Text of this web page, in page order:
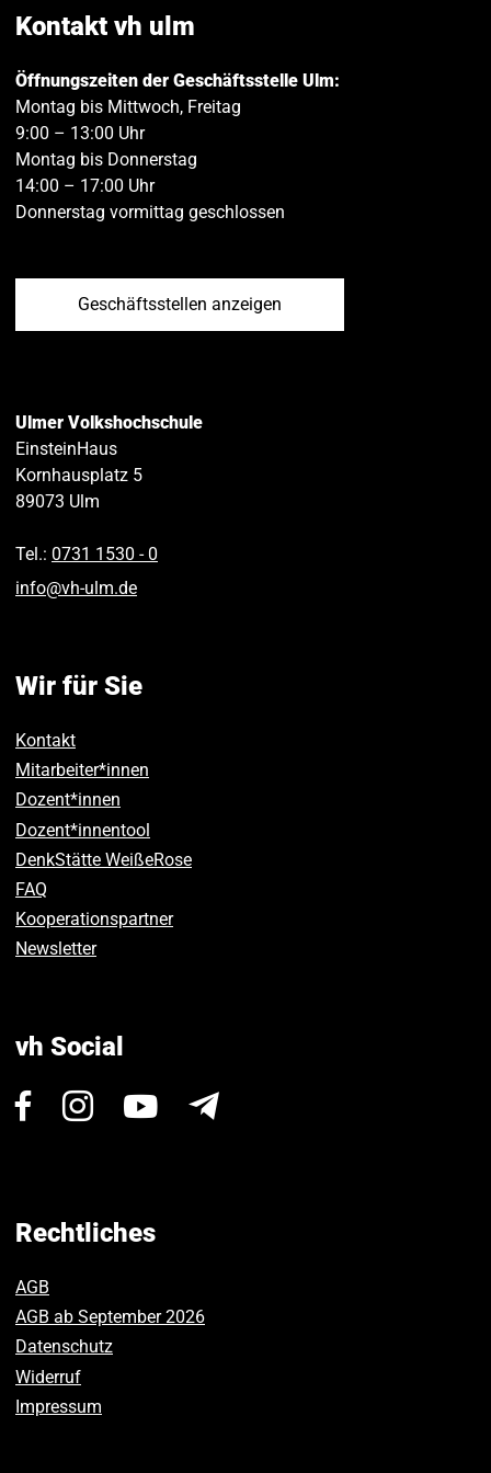
Kontakt vh ulm
Öffnungszeiten der Geschäftsstelle Ulm:
Montag bis Mittwoch, Freitag
9:00 – 13:00 Uhr
Montag bis Donnerstag
14:00 – 17:00 Uhr
Donnerstag vormittag geschlossen
Geschäftsstellen anzeigen
Ulmer Volkshochschule
EinsteinHaus
Kornhausplatz 5
89073 Ulm
Tel.: 0731 1530 ‑ 0
info@vh-ulm.de
Wir für Sie
Kontakt
Mitarbeiter*innen
Dozent*innen
Dozent*innentool
DenkStätte WeißeRose
FAQ
Kooperationspartner
Newsletter
vh Social
Besuchen
Facebook.
Besuchen
Instagram.
Besuchen
Rechtliches
AGB
AGB ab September 2026
Datenschutz
Widerruf
Impressum